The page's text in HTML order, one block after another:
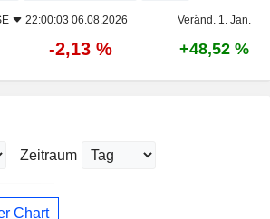
22:00:03 06.08.2026 Veränd. 1. Jan.
-2,13 % +48,52 %
Zeitraum
Chart